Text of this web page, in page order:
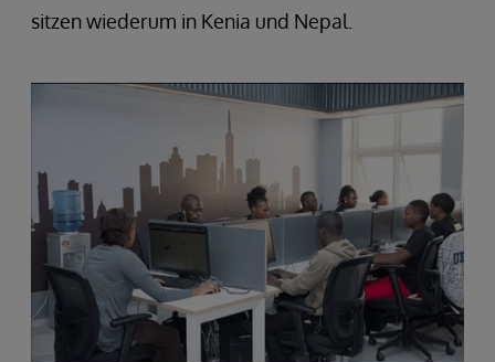
sitzen wiederum in Kenia und Nepal.